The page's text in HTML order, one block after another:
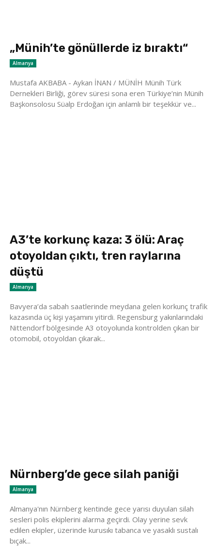
„Münih’te gönüllerde iz bıraktı“
Almanya
Mustafa AKBABA - Aykan İNAN / MÜNİH Münih Türk
Dernekleri Birliği, görev süresi sona eren Türkiye’nin Münih
Başkonsolosu Süalp Erdoğan için anlamlı bir teşekkür ve...
A3’te korkunç kaza: 3 ölü: Araç
otoyoldan çıktı, tren raylarına
düştü
Almanya
Bavyera’da sabah saatlerinde meydana gelen korkunç trafik
kazasında üç kişi yaşamını yitirdi. Regensburg yakınlarındaki
Nittendorf bölgesinde A3 otoyolunda kontrolden çıkan bir
otomobil, otoyoldan çıkarak...
Nürnberg’de gece silah paniği
Almanya
Almanya'nın Nürnberg kentinde gece yarısı duyulan silah
sesleri polis ekiplerini alarma geçirdi. Olay yerine sevk
edilen ekipler, üzerinde kurusıkı tabanca ve yasaklı sustalı
bıçak...